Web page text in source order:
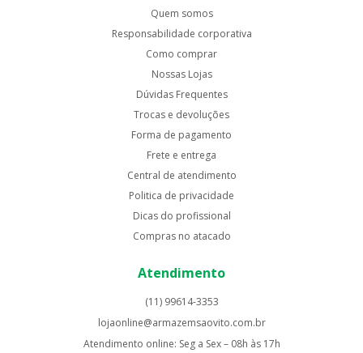
Quem somos
Responsabilidade corporativa
Como comprar
Nossas Lojas
Dúvidas Frequentes
Trocas e devoluções
Forma de pagamento
Frete e entrega
Central de atendimento
Politica de privacidade
Dicas do profissional
Compras no atacado
Atendimento
(11) 99614-3353
lojaonline@armazemsaovito.com.br
Atendimento online: Seg a Sex – 08h às 17h